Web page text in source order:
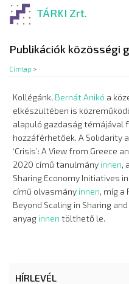
Ugrás
TÁRKI Zrt.
Publikációk közösségi
Címlap >
Kollégánk, Bernát Anikó a
elkészültében is
alapuló gazdaság témájával
hozzáférhetőek. A Solidarity
‘Crisis’: A View from Greece
2020 című tanulmány innen,
Sharing Economy Initiatives
című olvasmány innen, míg a
Beyond Scaling in Sharing
anyag innen tölthető le.
HÍRLEVÉL